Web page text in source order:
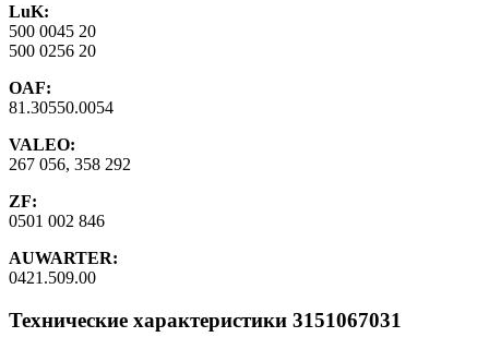
LuK:
500 0045 20
500 0256 20
OAF:
81.30550.0054
VALEO:
267 056, 358 292
ZF:
0501 002 846
AUWARTER:
0421.509.00
Технические характеристики 3151067031